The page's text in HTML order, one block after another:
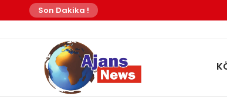
Son Dakika !